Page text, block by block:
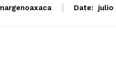
Date: julio